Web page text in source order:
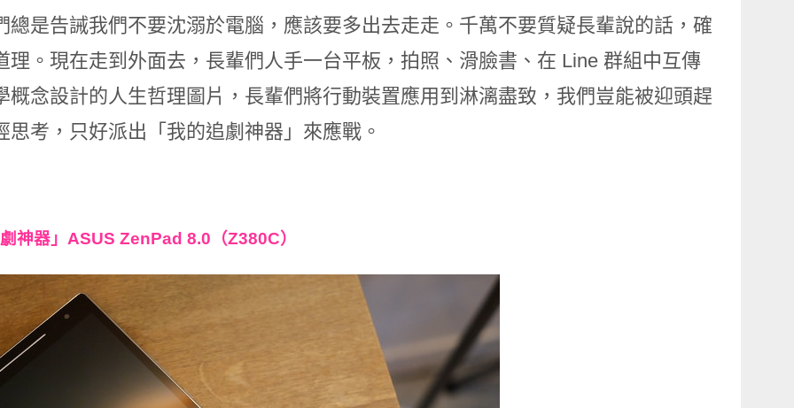
總是告誡我們不要沈溺於電腦，應該要多出去走走。千萬不要質疑長輩說的話，確
理。現在走到外面去，長輩們人手一台平板，拍照、滑臉書、在 Line 群組中互傳
概念設計的人生哲理圖片，長輩們將行動裝置應用到淋漓盡致，我們豈能被迎頭趕
思考，只好派出「我的追劇神器」來應戰。
神器」ASUS ZenPad 8.0（Z380C）